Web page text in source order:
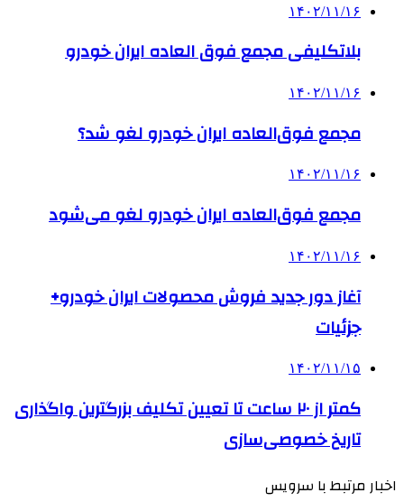
۱۴۰۲/۱۱/۱۶
بلاتکلیفی مجمع فوق العاده ایران خودرو
۱۴۰۲/۱۱/۱۶
مجمع فوق‌العاده ایران خودرو لغو شد؟
۱۴۰۲/۱۱/۱۶
مجمع فوق‌العاده ایران خودرو لغو می‌شود
۱۴۰۲/۱۱/۱۶
آغاز دور جدید فروش محصولات ایران خودرو+
جزئیات
۱۴۰۲/۱۱/۱۵
کمتر از ۲۰ ساعت تا تعیین تکلیف بزرگترین واگذاری
تاریخ خصوصی‌سازی
اخبار مرتبط با سرویس